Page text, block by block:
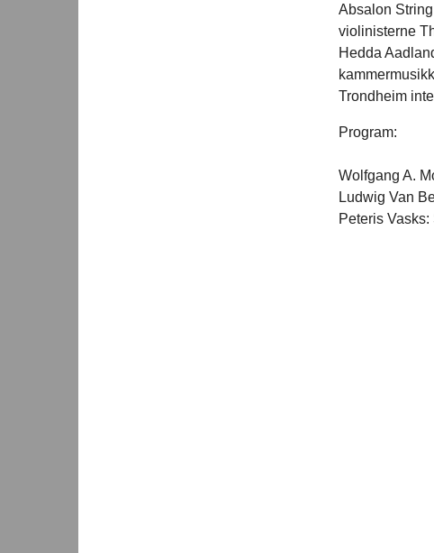
Absalon
violinisterne
Hedda
Trondheim
Program:
Wolfgang A.
Ludwig Van
Peteris Vasks: